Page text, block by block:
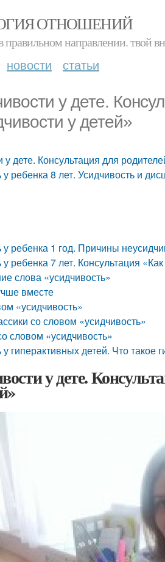
ОТНОШЕНИЙ
правильном направлении. твой
новости статьи
у дете.
у детей»
дете. Консультация для
у ребенка 8 лет. Усидчивость и
у ребенка 1 год. Причины
у ребенка 7 лет. Консультация
слова «усидчивость»
вместе
«усидчивость»
со словом «усидчивость»
словом «усидчивость»
гиперактивных детей. Что такое
у дете.